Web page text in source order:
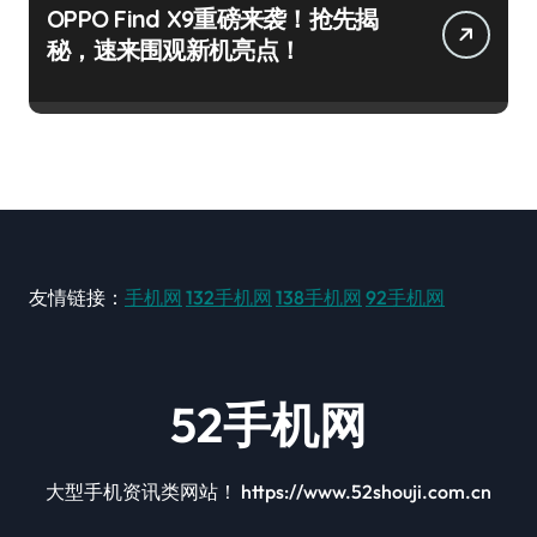
OPPO Find X9重磅来袭！抢先揭
秘，速来围观新机亮点！
友情链接： 手机网 132手机网 138手机网 92手机网
52手机网
大型手机资讯类网站！ https://www.52shouji.com.cn